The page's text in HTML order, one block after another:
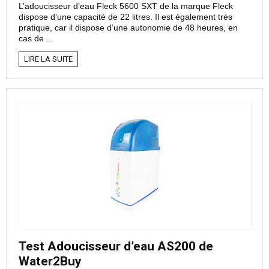
L’adoucisseur d’eau Fleck 5600 SXT de la marque Fleck
dispose d’une capacité de 22 litres. Il est également très
pratique, car il dispose d’une autonomie de 48 heures, en
cas de ...
LIRE LA SUITE
Test Adoucisseur d’eau AS200 de
Water2Buy